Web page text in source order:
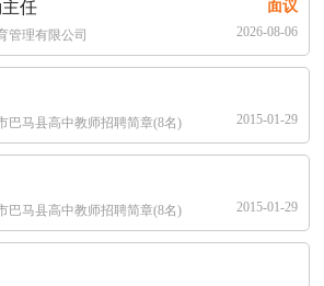
任 面议
管理有限公司 2026-08-06
巴马县高中教师招聘简章(8名) 2015-01-29
巴马县高中教师招聘简章(8名) 2015-01-29